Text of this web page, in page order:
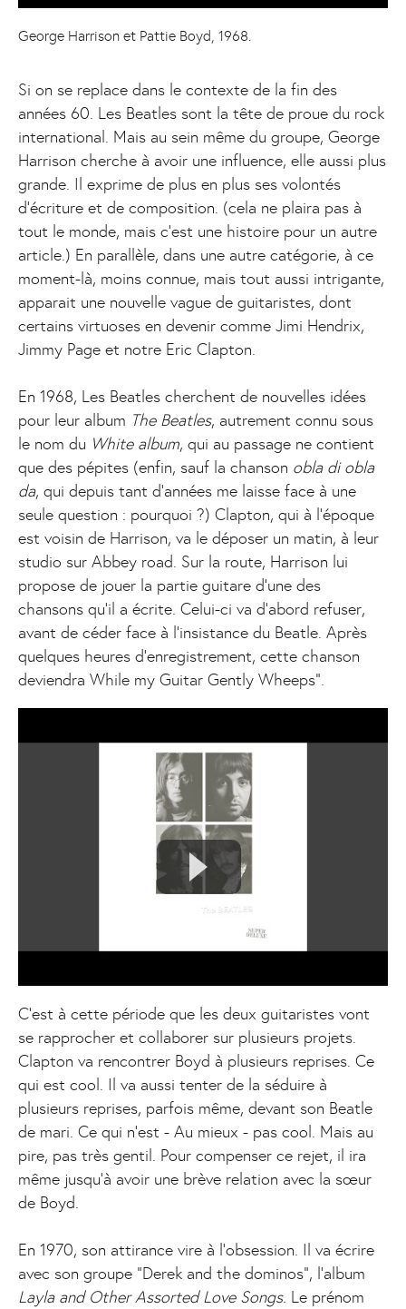
George Harrison et Pattie Boyd, 1968.
Si on se replace dans le contexte de la fin des
années 60. Les Beatles sont la tête de proue du rock
international. Mais au sein même du groupe, George
Harrison cherche à avoir une influence, elle aussi plus
grande. Il exprime de plus en plus ses volontés
d'écriture et de composition. (cela ne plaira pas à
tout le monde, mais c’est une histoire pour un autre
article.) En parallèle, dans une autre catégorie, à ce
moment-là, moins connue, mais tout aussi intrigante,
apparait une nouvelle vague de guitaristes, dont
certains virtuoses en devenir comme Jimi Hendrix,
Jimmy Page et notre Eric Clapton.
En 1968, Les Beatles cherchent de nouvelles idées
pour leur album The Beatles, autrement connu sous
le nom du White album, qui au passage ne contient
que des pépites (enfin, sauf la chanson obla di obla
da, qui depuis tant d’années me laisse face à une
seule question : pourquoi ?) Clapton, qui à l’époque
est voisin de Harrison, va le déposer un matin, à leur
studio sur Abbey road. Sur la route, Harrison lui
propose de jouer la partie guitare d’une des
chansons qu’il a écrite. Celui-ci va d’abord refuser,
avant de céder face à l’insistance du Beatle. Après
quelques heures d’enregistrement, cette chanson
deviendra While my Guitar Gently Wheeps”.
C’est à cette période que les deux guitaristes vont
se rapprocher et collaborer sur plusieurs projets.
Clapton va rencontrer Boyd à plusieurs reprises. Ce
qui est cool. Il va aussi tenter de la séduire à
plusieurs reprises, parfois même, devant son Beatle
de mari. Ce qui n’est - Au mieux - pas cool. Mais au
pire, pas très gentil. Pour compenser ce rejet, il ira
même jusqu’à avoir une brève relation avec la sœur
de Boyd.
En 1970, son attirance vire à l’obsession. Il va écrire
avec son groupe “Derek and the dominos”, l’album
Layla and Other Assorted Love Songs. Le prénom